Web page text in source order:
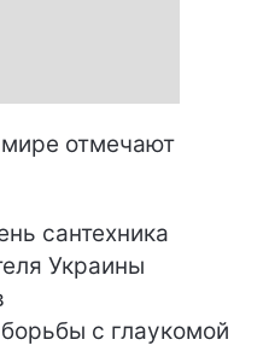
мире отмечают
сантехника
Украины
с глаукомой